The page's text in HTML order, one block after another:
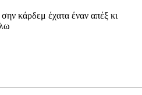
κάρδεμ έχατα έναν απέξ κι